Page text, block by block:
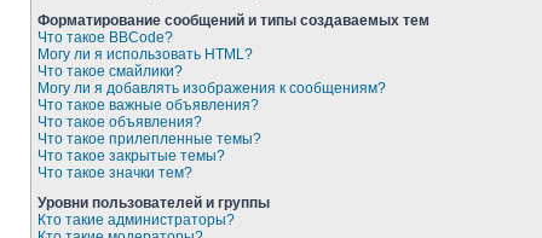
Форматирование сообщений и типы создаваемых тем
Что такое BBCode?
Могу ли я использовать HTML?
Что такое смайлики?
Могу ли я добавлять изображения к сообщениям?
Что такое важные объявления?
Что такое объявления?
Что такое прилепленные темы?
Что такое закрытые темы?
Что такое значки тем?
Уровни пользователей и группы
Кто такие администраторы?